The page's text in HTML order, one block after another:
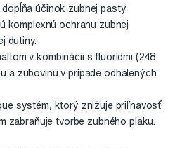
účinok zubnej pasty
komplexnú ochranu zubnej
dutiny.
v kombinácii s fluoridmi (248
a zubovinu v prípade odhalených
systém, ktorý znižuje priľnavosť
zabraňuje tvorbe zubného plaku.